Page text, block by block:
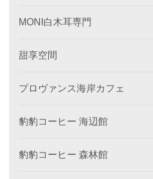
MONI白木耳専門
甜享空間
プロヴァンス海岸カフェ
豹豹コーヒー 海辺館
豹豹コーヒー 森林館